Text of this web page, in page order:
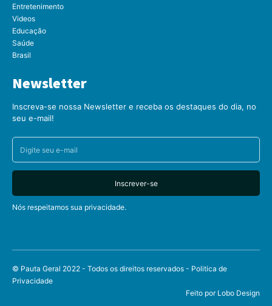
Entretenimento
Videos
Educação
Saúde
Brasil
Newsletter
Inscreva-se nossa Newsletter e receba os destaques do dia, no
seu e-mail!
Inscrever-se
Nós respeitamos sua privacidade.
© Pauta Geral 2022 - Todos os direitos reservados - Politica de
Privacidade
Feito por Lobo Design